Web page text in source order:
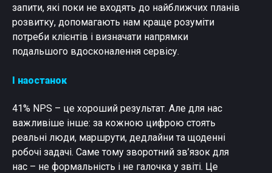
запити, які поки не входять до найближчих планів
розвитку, допомагають нам краще розуміти
потреби клієнтів і визначати напрямки
подальшого вдосконалення сервісу.
І наостанок
41% NPS – це хороший результат. Але для нас
важливіше інше: за кожною цифрою стоять
реальні люди, маршрути, дедлайни та щоденні
робочі задачі. Саме тому зворотний зв’язок для
нас – не формальність і не галочка у звіті. Це